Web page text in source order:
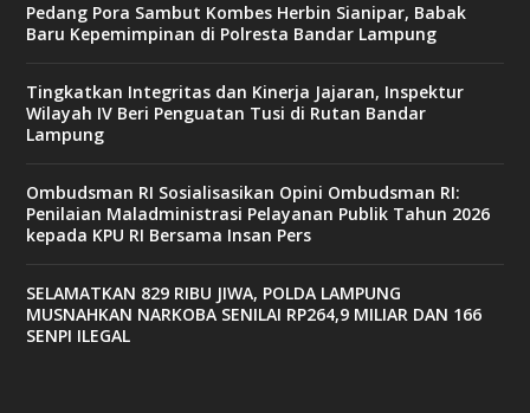
Pedang Pora Sambut Kombes Herbin Sianipar, Babak
Baru Kepemimpinan di Polresta Bandar Lampung
Tingkatkan Integritas dan Kinerja Jajaran, Inspektur
Wilayah IV Beri Penguatan Tusi di Rutan Bandar
Lampung
Ombudsman RI Sosialisasikan Opini Ombudsman RI:
Penilaian Maladministrasi Pelayanan Publik Tahun 2026
kepada KPU RI Bersama Insan Pers
SELAMATKAN 829 RIBU JIWA, POLDA LAMPUNG
MUSNAHKAN NARKOBA SENILAI RP264,9 MILIAR DAN 166
SENPI ILEGAL